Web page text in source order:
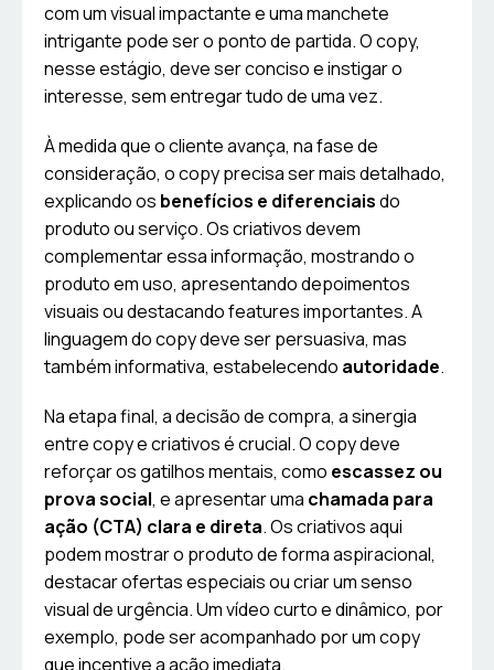
com um visual impactante e uma manchete
intrigante pode ser o ponto de partida. O copy,
nesse estágio, deve ser conciso e instigar o
interesse, sem entregar tudo de uma vez.
À medida que o cliente avança, na fase de
consideração, o copy precisa ser mais detalhado,
explicando os benefícios e diferenciaisdo
produto ou serviço. Os criativos devem
complementar essa informação, mostrando o
produto em uso, apresentando depoimentos
visuais ou destacando features importantes. A
linguagem do copy deve ser persuasiva, mas
também informativa, estabelecendo autoridade.
Na etapa final, a decisão de compra, a sinergia
entre copy e criativos é crucial. O copy deve
reforçar os gatilhos mentais, como escassez ou
prova social, e apresentar uma chamada para
ação (CTA) clara e direta. Os criativos aqui
podem mostrar o produto de forma aspiracional,
destacar ofertas especiais ou criar um senso
visual de urgência. Um vídeo curto e dinâmico, por
exemplo, pode ser acompanhado por um copy
que incentive a ação imediata.